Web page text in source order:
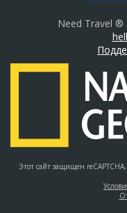
Need Travel ®
Этот сайт защищен